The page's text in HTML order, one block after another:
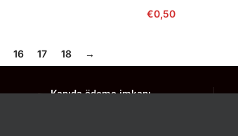
€0,50
16 17 18 →
Kapıda ödeme imkanı